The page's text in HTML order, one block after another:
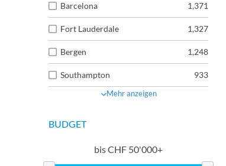
Barcelona 1,371
Fort Lauderdale 1,327
Bergen 1,248
Southampton 933
Mehr anzeigen
BUDGET
bisCHF 50'000+